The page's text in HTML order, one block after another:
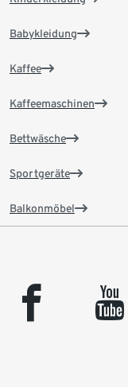
Babykleidung
Kaffee
Kaffeemaschinen
Bettwäsche
Sportgeräte
Balkonmöbel
facebook youtube